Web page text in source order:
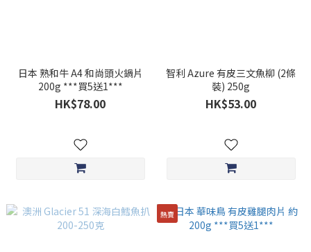
日本 熟和牛 A4 和尚頭火鍋片
200g ***買5送1***
HK$78.00
智利 Azure 有皮三文魚柳 (2條
裝) 250g
HK$53.00
熱賣